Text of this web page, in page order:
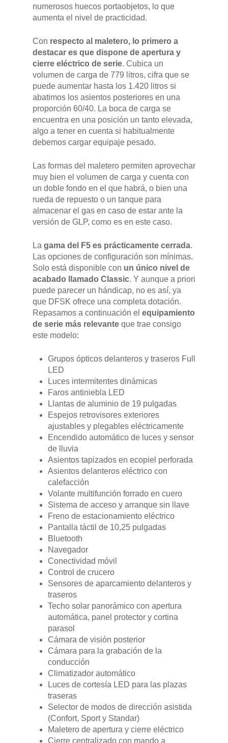
numerosos huecos portaobjetos, lo que
aumenta el nivel de practicidad.
Con respecto al maletero, lo primero a
destacar es que dispone de apertura y
cierre eléctrico de serie. Cubica un
volumen de carga de 779 litros, cifra que se
puede aumentar hasta los 1.420 litros si
abatimos los asientos posteriores en una
proporción 60/40. La boca de carga se
encuentra en una posición un tanto elevada,
algo a tener en cuenta si habitualmente
debemos cargar equipaje pesado.
Las formas del maletero permiten aprovechar
muy bien el volumen de carga y cuenta con
un doble fondo en el que habrá, o bien una
rueda de repuesto o un tanque para
almacenar el gas en caso de estar ante la
versión de GLP, como es en este caso.
La gama del F5 es prácticamente cerrada.
Las opciones de configuración son mínimas.
Solo está disponible con un único nivel de
acabado llamado Classic. Y aunque a priori
puede parecer un hándicap, no es así, ya
que DFSK ofrece una completa dotación.
Repasamos a continuación el equipamiento
de serie más relevante que trae consigo
este modelo:
Grupos ópticos delanteros y traseros Full
LED
Luces intermitentes dinámicas
Faros antiniebla LED
Llantas de aluminio de 19 pulgadas
Espejos retrovisores exteriores
ajustables y plegables eléctricamente
Encendido automático de luces y sensor
de lluvia
Asientos tapizados en ecopiel perforada
Asientos delanteros eléctrico con
calefacción
Volante multifunción forrado en cuero
Sistema de acceso y arranque sin llave
Freno de estacionamiento eléctrico
Pantalla táctil de 10,25 pulgadas
Bluetooth
Navegador
Conectividad móvil
Control de crucero
Sensores de aparcamiento delanteros y
traseros
Techo solar panorámico con apertura
automática, panel protector y cortina
parasol
Cámara de visión posterior
Cámara para la grabación de la
conducción
Climatizador automático
Luces de cortesía LED para las plazas
traseras
Selector de modos de dirección asistida
(Confort, Sport y Standar)
Maletero de apertura y cierre eléctrico
Cierre centralizado con mando a
GAMA
DFSK 500
DFSK E5
RENTING